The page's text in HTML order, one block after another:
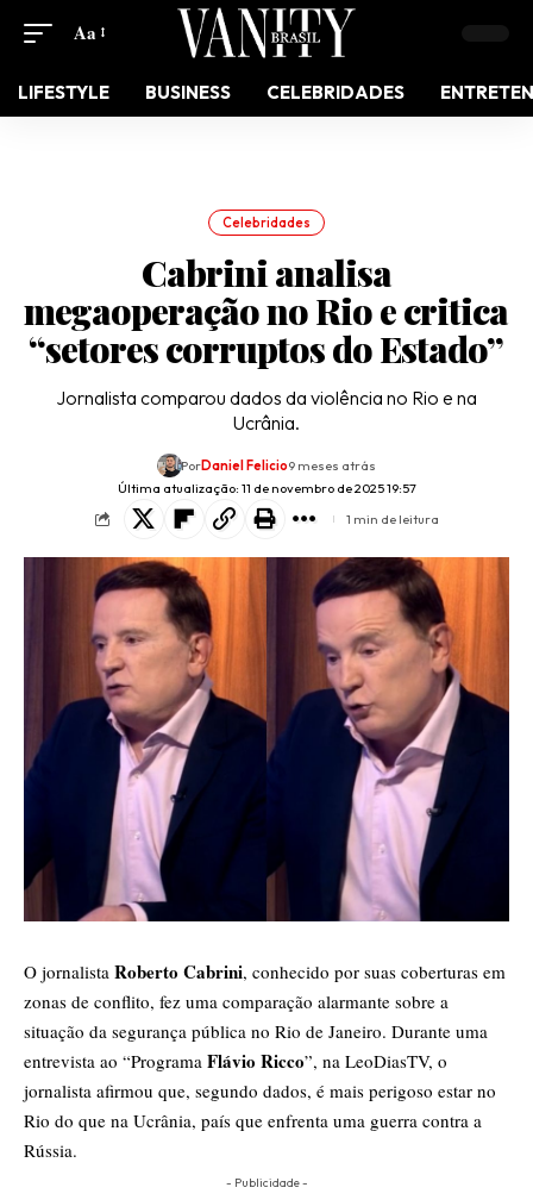
Aa
LIFESTYLE BUSINESS CELEBRIDADES
Celebridades
Cabrini analisa
megaoperação no Rio e critica
“setores corruptos do Estado”
Jornalista comparou dados da violência no Rio e na
Ucrânia.
Última atualização: 11 de novembro de 2025 19:57
PorDaniel Felicio9 meses atrás
1 min de leitura
O jornalista Roberto Cabrini, conhecido por suas coberturas em
zonas de conflito, fez uma comparação alarmante sobre a
situação da segurança pública no Rio de Janeiro. Durante uma
entrevista ao “Programa Flávio Ricco”, na LeoDiasTV, o
jornalista afirmou que, segundo dados, é mais perigoso estar no
Rio do que na Ucrânia, país que enfrenta uma guerra contra a
Rússia.
- Publicidade -